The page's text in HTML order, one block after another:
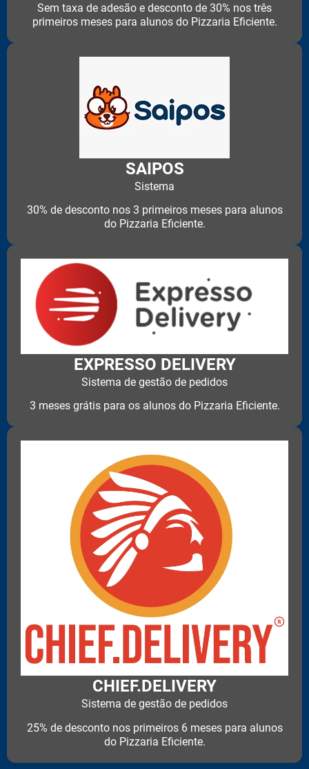
Sem taxa de adesão e desconto de 30% nos três
primeiros meses para alunos do Pizzaria Eficiente.
SAIPOS
Sistema
30% de desconto nos 3 primeiros meses para alunos
do Pizzaria Eficiente.
EXPRESSO DELIVERY
Sistema de gestão de pedidos
3 meses grátis para os alunos do Pizzaria Eficiente.
CHIEF.DELIVERY
Sistema de gestão de pedidos
25% de desconto nos primeiros 6 meses para alunos
do Pizzaria Eficiente.